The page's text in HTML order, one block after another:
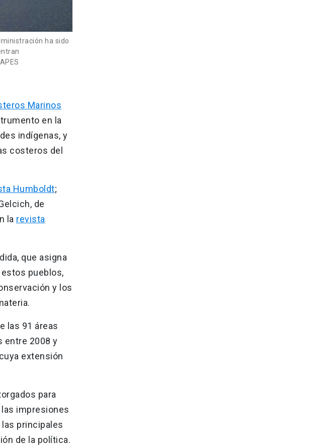
ha sido
Marinos
en la
indígenas, y
costeros del
Humboldt;
de
la revista
que asigna
pueblos,
y los
las 91 áreas
entre 2008 y
extensión
para
impresiones
principales
de la política.